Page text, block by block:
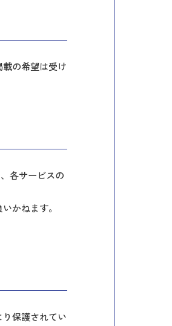
の希望は受け
各サービスの
かねます。
保護されてい